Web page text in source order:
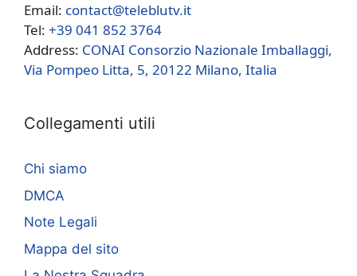
Email: contact@teleblutv.it
Tel: +39 041 852 3764
Address: CONAI Consorzio Nazionale Imballaggi,
Via Pompeo Litta, 5, 20122 Milano, Italia
Collegamenti utili
Chi siamo
DMCA
Note Legali
Mappa del sito